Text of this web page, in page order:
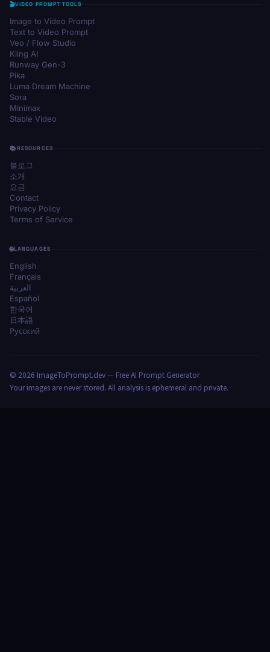
VIDEO PROMPT TOOLS
Image to Video Prompt
Text to Video Prompt
Veo / Flow Studio
Kling AI
Runway Gen-3
Pika
Luma Dream Machine
Sora
Minimax
Stable Video
RESOURCES
블로그
소개
요금
Contact
Privacy Policy
Terms of Service
LANGUAGES
English
Français
العربية
Español
한국어
日本語
Русский
© 2026 ImageToPrompt.dev — Free AI Prompt Generator
Your images are never stored. All analysis is ephemeral and private.